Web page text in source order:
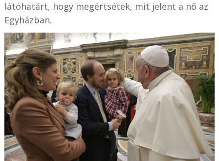
látóhatárt, hogy megértsétek, mit jelent a nő az
Egyházban.